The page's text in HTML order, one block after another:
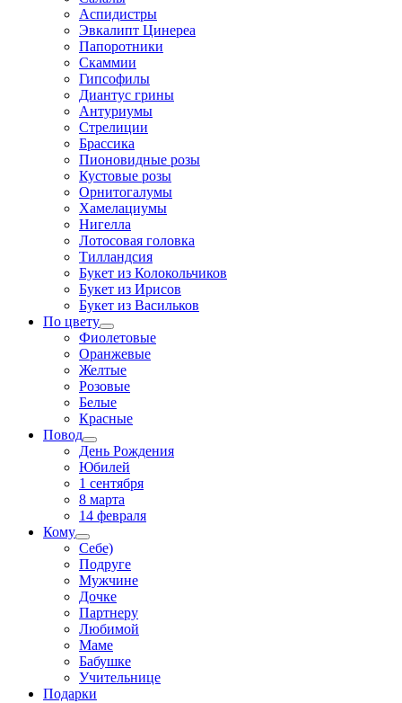
Аспидистры
Эвкалипт Цинереа
Папоротники
Скаммии
Гипсофилы
Диантус грины
Антуриумы
Стрелиции
Брассика
Пионовидные розы
Кустовые розы
Орнитогалумы
Хамелациумы
Нигелла
Лотосовая головка
Тилландсия
Букет из Колокольчиков
Букет из Ирисов
Букет из Васильков
По цвету
Фиолетовые
Оранжевые
Желтые
Розовые
Белые
Красные
Повод
День Рождения
Юбилей
1 сентября
8 марта
14 февраля
Кому
Себе)
Подруге
Мужчине
Дочке
Партнеру
Любимой
Маме
Бабушке
Учительнице
Подарки